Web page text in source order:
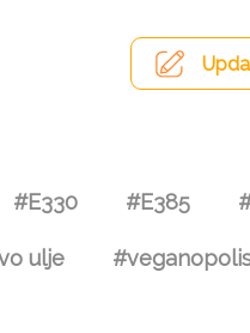
#E330 #E385
ulje